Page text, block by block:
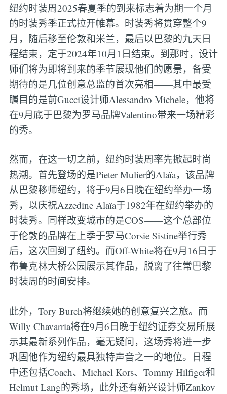
纽约时装周2025春夏季的到来标志着为期一个月
的时装秀季正式拉开帷幕。时装秀将贯穿整个9
月，随后移至伦敦和米兰，最后以巴黎的九天日
程结束，定于2024年10月1日结束。到那时，设计
师们将为即将到来的季节展现他们的愿景，备受
期待的是几位创意总监的首次亮相——其中最受
瞩目的是前Gucci设计师Alessandro Michele，他将
在9月底于巴黎为罗马品牌Valentino带来一场精彩
的秀。
然而，在这一切之前，纽约时装周率先掀起时尚
热潮。首先登场的是Pieter Mulier的Alaïa，该品牌
从巴黎移师纽约，将于9月6日晚在纽约举办一场
秀，以庆祝Azzedine Alaïa于1982年在纽约举办的
时装秀。同样改变城市的是COS——这个总部位
于伦敦的品牌在上季于罗马Corsie Sistine举行秀
后，这次回到了纽约。而Off-White将在9月16日于
布鲁克林大桥公园展示其作品，脱离了往常巴黎
时装周的时间安排。
此外，Tory Burch将继续她的创意复兴之旅。而
Willy Chavarria将在9月6日晚于纽约证券交易所展
示其最新系列作品，毫无疑问，这场秀将进一步
巩固他作为纽约最具独特声音之一的地位。日程
中还包括Coach、Michael Kors、Tommy Hilfiger和
Helmut Lang的秀场，此外还有新兴设计师Zankov